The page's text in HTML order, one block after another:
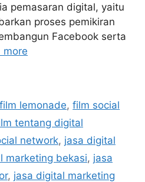
pemasaran digital, yaitu
proses pemikiran
Facebook serta
more
film lemonade,film social
tentang digital
network, jasa digital
marketing bekasi, jasa
, jasa digital marketing